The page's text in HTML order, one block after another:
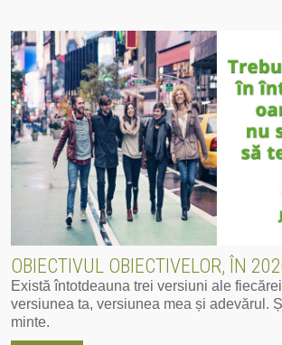
SERVICII
EVENIMENTE
HAI SUS!
CONTACT
OBIECTIVUL OBIECTIVELOR, ÎN
Există întotdeauna trei versiuni ale
versiunea ta, versiunea mea și adevărul.
minte.